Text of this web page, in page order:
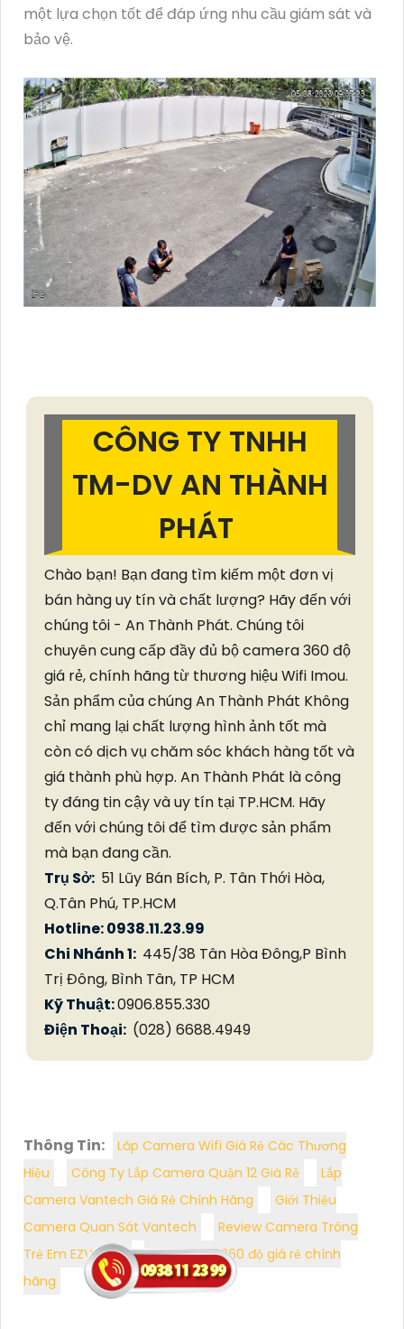
một lựa chọn tốt để đáp ứng nhu cầu giám sát và
bảo vệ.
CÔNG TY TNHH
TM-DV AN THÀNH
PHÁT
Chào bạn! Bạn đang tìm kiếm một đơn vị
bán hàng uy tín và chất lượng? Hãy đến với
chúng tôi - An Thành Phát. Chúng tôi
chuyên cung cấp đầy đủ bộ camera 360 độ
giá rẻ, chính hãng từ thương hiệu Wifi Imou.
Sản phẩm của chúng An Thành Phát Không
chỉ mang lại chất lượng hình ảnh tốt mà
còn có dịch vụ chăm sóc khách hàng tốt và
giá thành phù hợp. An Thành Phát là công
ty đáng tin cậy và uy tín tại TP.HCM. Hãy
đến với chúng tôi để tìm được sản phẩm
mà bạn đang cần.
Trụ Sở: 51 Lũy Bán Bích, P. Tân Thới Hòa,
Q.Tân Phú, TP.HCM
Hotline: 0938.11.23.99
Chi Nhánh 1: 445/38 Tân Hòa Đông,P Bình
Trị Đông, Bình Tân, TP HCM
Kỹ Thuật:0906.855.330
Điện Thoại: (028) 6688.4949
Thông Tin:
Lăp Camera Wifi Giá Rẻ Các Thương
Hiệu
Công Ty Lắp Camera Quận 12 Giá Rẻ
Lắp
Camera Vantech Giá Rẻ Chính Hãng
Giới Thiệu
Camera Quan Sát Vantech
Review Camera Trông
Trẻ Em EZVIZ BM1
Bộ camera 360 độ giá rẻ chính
hãng